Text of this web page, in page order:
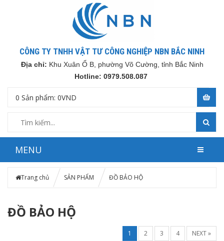
CÔNG TY TNHH VẬT TƯ CÔNG NGHIỆP NBN BẮC NINH
Địa chỉ: Khu Xuân Ổ B, phường Võ Cường, tỉnh Bắc Ninh
Hotline: 0979.508.087
0 Sản phẩm: 0VND
MENU
Trang chủ SẢN PHẨM ĐỒ BẢO HỘ
ĐỒ BẢO HỘ
1 2 3 4 NEXT »